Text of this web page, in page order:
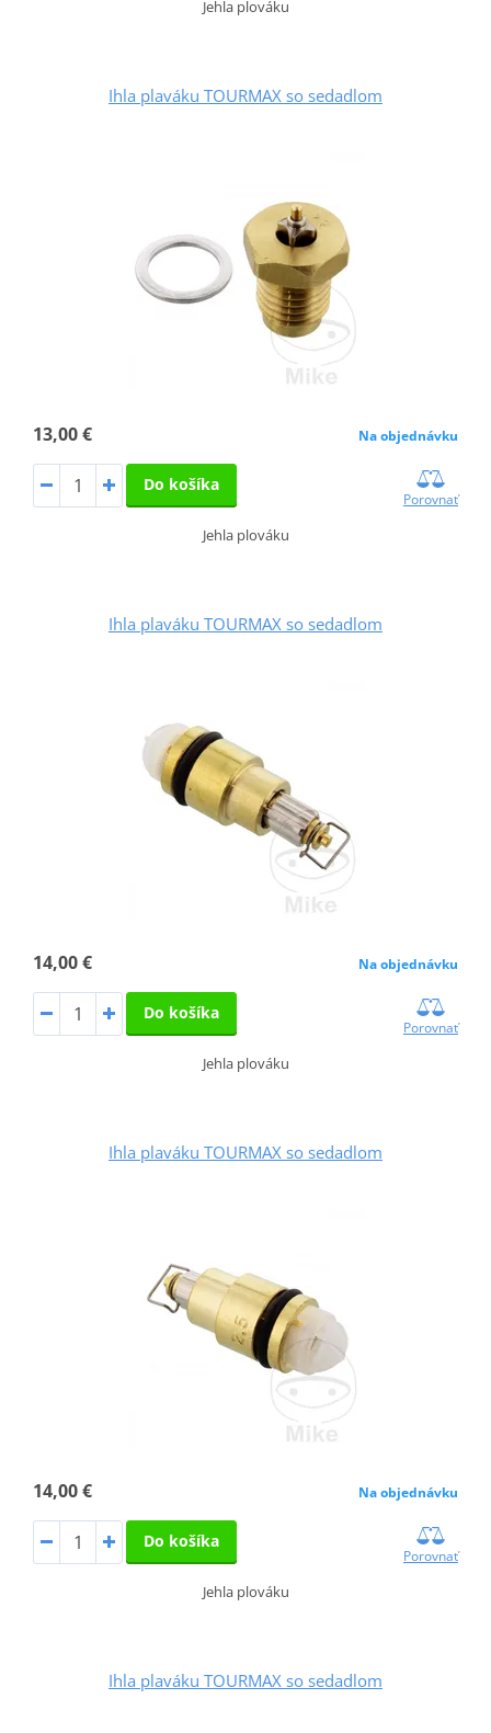
Jehla plováku
Ihla plaváku TOURMAX so sedadlom
13,00 € Na objednávku
Do košíka
Porovnať
Jehla plováku
Ihla plaváku TOURMAX so sedadlom
14,00 € Na objednávku
Do košíka
Porovnať
Jehla plováku
Ihla plaváku TOURMAX so sedadlom
14,00 € Na objednávku
Do košíka
Porovnať
Jehla plováku
Ihla plaváku TOURMAX so sedadlom